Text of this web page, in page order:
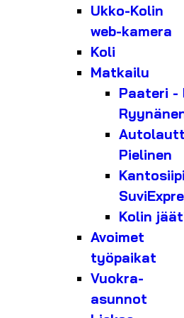
Ukko-Kolin
web-kamera
Koli
Matkailu
Paateri -
Pielinen
Kolin
Avoimet
työpaikat
Vuokra-
asunnot